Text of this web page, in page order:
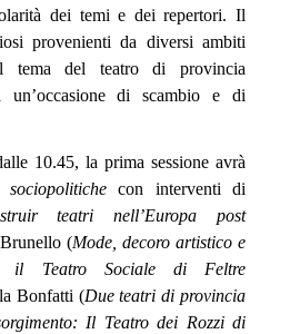
dei temi e dei repertori. Il
provenienti da diversi ambiti
tema del teatro di provincia
un’occasione di scambio e di
10.45, la prima sessione avrà
sociopolitiche con interventi di
teatri nell’Europa post
(Mode, decoro artistico e
il Teatro Sociale di Feltre
Bonfatti (Due teatri di provincia
Il Teatro dei Rozzi di